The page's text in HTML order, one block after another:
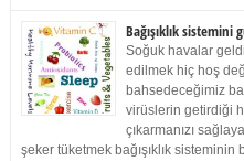
Bağışıklık
Soğuk havalar
edilmek hiç hoş
bahsedeceğimiz
virüslerin getirdiği
çıkarmanızı
şeker tüketmek bağışıklık sisteminin